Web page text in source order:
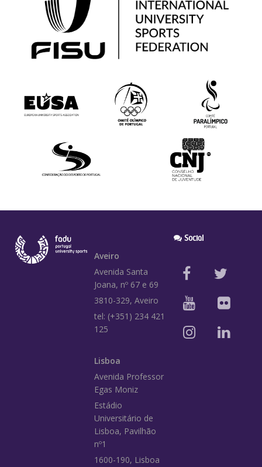
Aveiro
Avenida Santa
Joana, nº 67 e 69
3810-329, Aveiro
tel: (+351) 234 421
125
Lisboa
Avenida Professor
Egas Moniz
Estádio
Universitário de
Lisboa, Pavilhão
nº1
1600-190, Lisboa
Social